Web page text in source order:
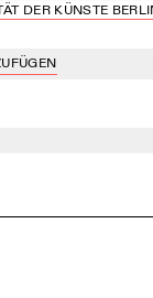
DER KÜNSTE